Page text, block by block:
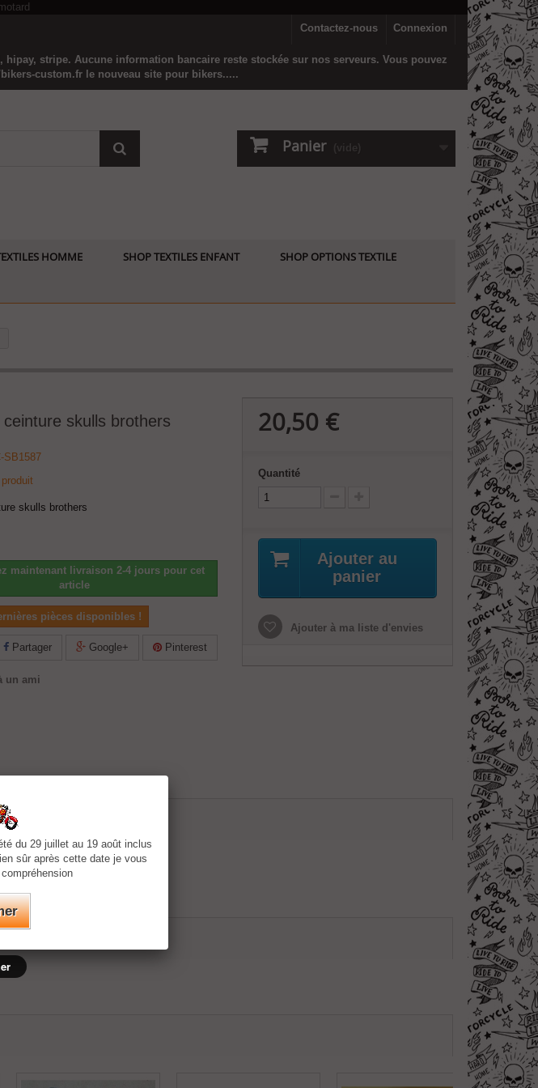
Connexion
Contactez-nous
stripe. Aucune information bancaire reste stockée sur nos serveurs. Vous pouvez
custom.fr le nouveau site pour bikers.....
Panier (vide)
HOMME SHOP TEXTILES ENFANT SHOP OPTIONS TEXTILE
ceinture skulls brothers
SB1587
skulls brothers
maintenant livraison 2-4 jours pour cet
article
pièces disponibles !
Partager Google+ Pinterest
un ami
20,50 €
Quantité
Ajouter au
panier
Ajouter à ma liste d'envies
du 29 juillet au 19 août inclus
sûr après cette date je vous